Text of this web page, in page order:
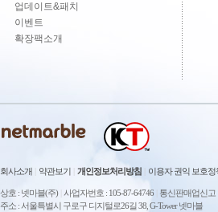
업데이트&패치
이벤트
확장팩소개
회사소개 약관보기 개인정보처리방침 이용자 권익 보호정
상호 : 넷마블(주) 사업자번호 : 105-87-64746 통신판매업신고
주소 : 서울특별시 구로구 디지털로26길 38, G-Tower 넷마블